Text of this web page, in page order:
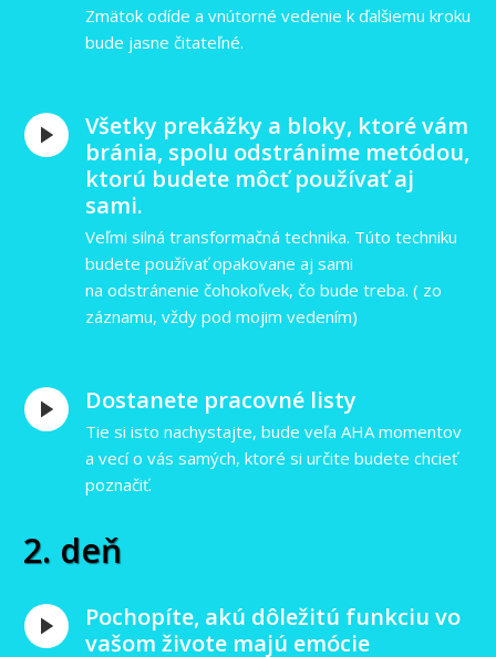
Zmätok odíde a vnútorné vedenie k ďalšiemu kroku
bude jasne čitateľné.
Všetky prekážky a bloky, ktoré vám
bránia, spolu odstránime metódou,
ktorú budete môcť používať aj
sami.
Veľmi silná transformačná technika. Túto techniku
budete používať opakovane aj sami
na odstránenie čohokoľvek, čo bude treba. ( zo
záznamu, vždy pod mojim vedením)
Dostanete pracovné listy
Tie si isto nachystajte, bude veľa AHA momentov
a vecí o vás samých, ktoré si určite budete chcieť
poznačiť.
2. deň
Pochopíte, akú dôležitú funkciu vo
vašom živote majú emócie